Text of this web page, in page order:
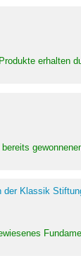
erhalten
der Klassik